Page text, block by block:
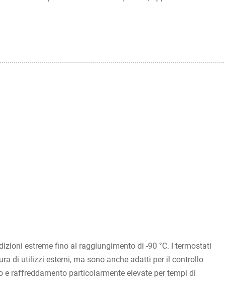
estreme fino al raggiungimento di -90 °C. I termostati
di utilizzi esterni, ma sono anche adatti per il controllo
raffreddamento particolarmente elevate per tempi di